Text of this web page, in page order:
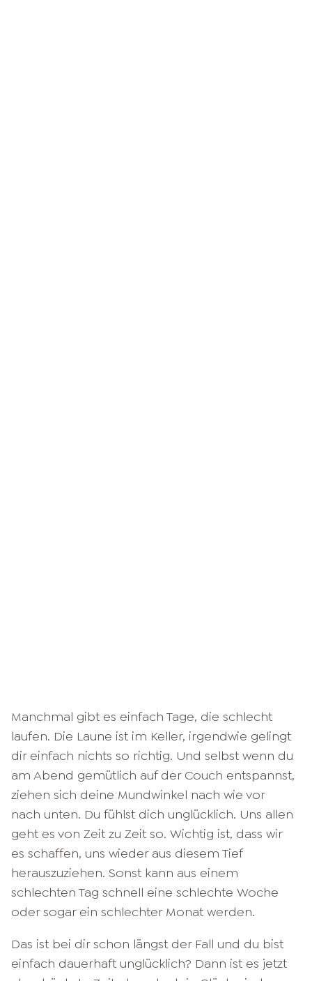
Manchmal gibt es einfach Tage, die schlecht
laufen. Die Laune ist im Keller, irgendwie gelingt
dir einfach nichts so richtig. Und selbst wenn du
am Abend gemütlich auf der Couch entspannst,
ziehen sich deine Mundwinkel nach wie vor
nach unten. Du fühlst dich unglücklich. Uns allen
geht es von Zeit zu Zeit so. Wichtig ist, dass wir
es schaffen, uns wieder aus diesem Tief
herauszuziehen. Sonst kann aus einem
schlechten Tag schnell eine schlechte Woche
oder sogar ein schlechter Monat werden.
Das ist bei dir schon längst der Fall und du bist
einfach dauerhaft unglücklich? Dann ist es jetzt